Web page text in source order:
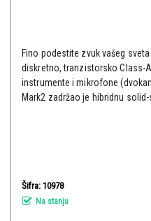
Fino podestite zvuk vašeg
diskretno, tranzistorsko Class-
instrumente i mikrofone
Mark2 zadržao je hibridnu solid-
Šifra: 10978
Na stanju